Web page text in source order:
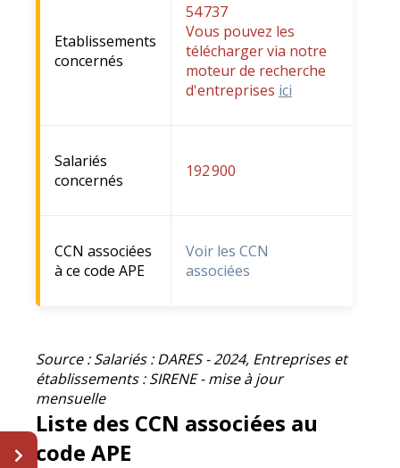
Etablissements
concernés
54 737
Vous pouvez les
télécharger via notre
moteur de recherche
d'entreprises ici
Salariés
concernés
192 900
CCN associées
à ce code APE
Voir les CCN
associées
Source : Salariés : DARES - 2024, Entreprises et
établissements : SIRENE - mise à jour
mensuelle
Liste des CCN associées au
code APE